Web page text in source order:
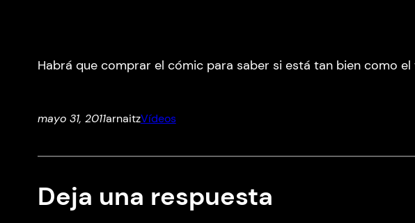
Habrá que comprar el cómic para saber si está tan bien como el
mayo 31, 2011arnaitzVídeos
Deja una respuesta